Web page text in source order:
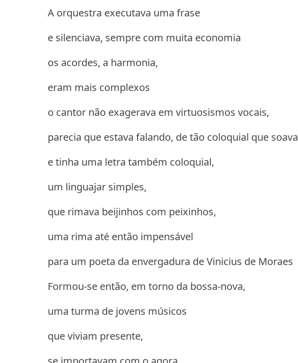
A orquestra executava uma frase
e silenciava, sempre com muita economia
os acordes, a harmonia,
eram mais complexos
o cantor não exagerava em virtuosismos vocais,
parecia que estava falando, de tão coloquial que soava
e tinha uma letra também coloquial,
um linguajar simples,
que rimava beijinhos com peixinhos,
uma rima até então impensável
para um poeta da envergadura de Vinicius de Moraes
Formou-se então, em torno da bossa-nova,
uma turma de jovens músicos
que viviam presente,